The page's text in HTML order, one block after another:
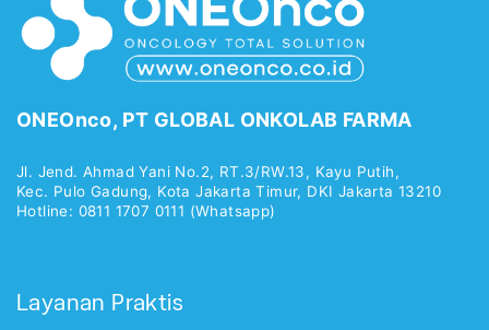
ONEOnco, PT GLOBAL ONKOLAB FARMA
Jl. Jend. Ahmad Yani No.2, RT.3/RW.13, Kayu Putih,
Kec. Pulo Gadung, Kota Jakarta Timur, DKI Jakarta 13210
Hotline: 0811 1707 0111 (Whatsapp)
Layanan Praktis